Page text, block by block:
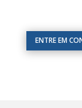
ENTRE EM